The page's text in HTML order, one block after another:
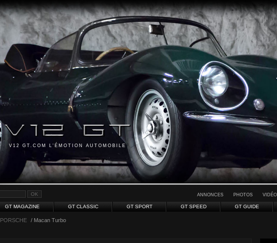
V12 GT.COM L'ÉMOTION AUTOMOBILE
ANNONCES PHOTOS
GT MAGAZINE GT CLASSIC GT SPORT GT SPEED GT GUIDE
PORSCHE / Macan Turbo